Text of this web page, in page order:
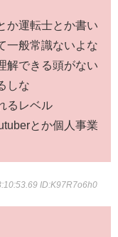
か運転士とか書い
一般常識ないよな
解できる頭がない
しな
るレベル
とか個人事業
ID:K97R7o6h0